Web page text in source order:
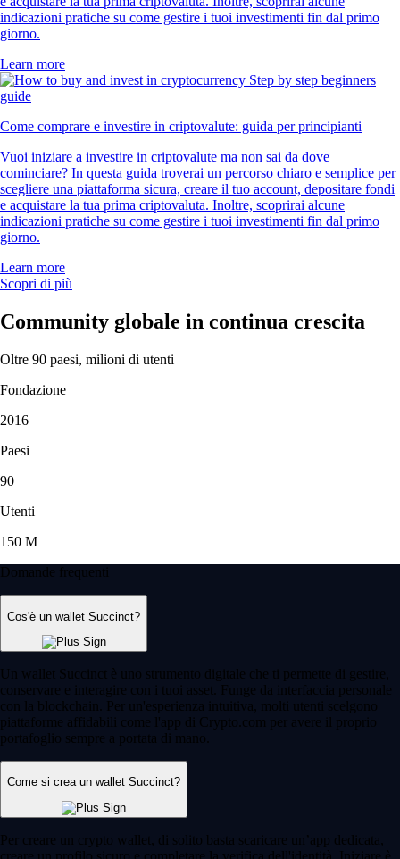
indicazioni pratiche su come gestire i tuoi investimenti fin dal primo
giorno.
Learn more
Come comprare e investire in criptovalute: guida per principianti
Vuoi iniziare a investire in criptovalute ma non sai da dove
cominciare? In questa guida troverai un percorso chiaro e semplice per
scegliere una piattaforma sicura, creare il tuo account, depositare fondi
e acquistare la tua prima criptovaluta. Inoltre, scoprirai alcune
indicazioni pratiche su come gestire i tuoi investimenti fin dal primo
giorno.
Learn more
Scopri di più
Community globale in continua crescita
Oltre 90 paesi, milioni di utenti
Fondazione
2016
Paesi
90
Utenti
150 M
Domande frequenti
Cos'è un wallet Succinct?
Un wallet Succinct è uno strumento digitale che ti permette di gestire,
conservare e interagire con i tuoi asset. Funge da interfaccia personale
con la blockchain. Per un'esperienza intuitiva, molti utenti scelgono
piattaforme affidabili come l'app di Crypto.com per avere il proprio
portafoglio sempre a portata di mano.
Come si crea un wallet Succinct?
Per creare un crypto wallet, di solito basta scaricare un’app dedicata,
creare un profilo sicuro e completare la verifica dell'identità. Iniziare è